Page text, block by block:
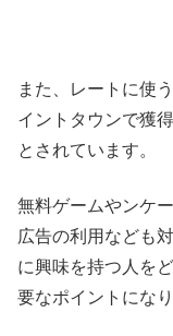
また、レートに使
イントタウンで獲
とされています。
無料ゲームやンケ
広告の利用なども
に興味を持つ人を
要なポイントになり